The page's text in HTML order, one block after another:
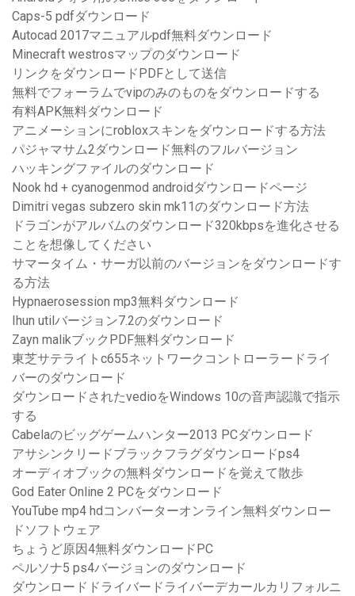
Caps-5 pdfダウンロード
Autocad 2017マニュアルpdf無料ダウンロード
Minecraft westrosマップのダウンロード
リンクをダウンロードPDFとして送信
無料でフォーラムでvipのみのものをダウンロードする
有料APK無料ダウンロード
アニメーションにrobloxスキンをダウンロードする方法
パジャマサム2ダウンロード無料のフルバージョン
ハッキングファイルのダウンロード
Nook hd + cyanogenmod androidダウンロードページ
Dimitri vegas subzero skin mk11のダウンロード方法
ドラゴンがアルバムのダウンロード320kbpsを進化させる
ことを想像してください
サマータイム・サーガ以前のバージョンをダウンロードす
る方法
Hypnaerosession mp3無料ダウンロード
Ihun utilバージョン7.2のダウンロード
Zayn malikブックPDF無料ダウンロード
東芝サテライトc655ネットワークコントローラードライ
バーのダウンロード
ダウンロードされたvedioをWindows 10の音声認識で指示
する
Cabelaのビッグゲームハンター2013 PCダウンロード
アサシンクリードブラックフラグダウンロードps4
オーディオブックの無料ダウンロードを覚えて散歩
God Eater Online 2 PCをダウンロード
YouTube mp4 hdコンバーターオンライン無料ダウンロー
ドソフトウェア
ちょうど原因4無料ダウンロードPC
ペルソナ5 ps4バージョンのダウンロード
ダウンロードドライバードライバーデカールカリフォルニ